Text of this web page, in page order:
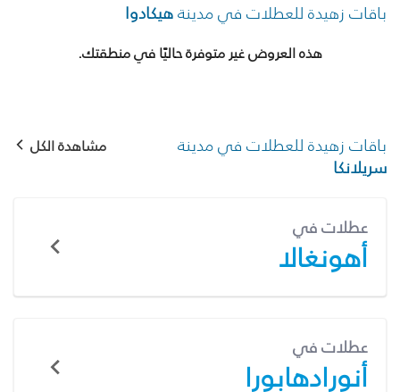
باقات زهيدة للعطلات في مدينةهيكادوا
هذه العروض غير متوفرة حاليًا في منطقتك.
باقات زهيدة للعطلات في مدينة
سريلانكا
مشاهدة الكل
عطلات في
أهونغالا
عطلات في
أنورادهابورا